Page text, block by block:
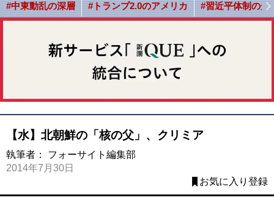
#中東動乱の深層 #トランプ2.0のアメリカ #習近平体制の光
【水】北朝鮮の「核の父」、クリミア
執筆者： フォーサイト編集部
2014年7月30日
お気に入り登録